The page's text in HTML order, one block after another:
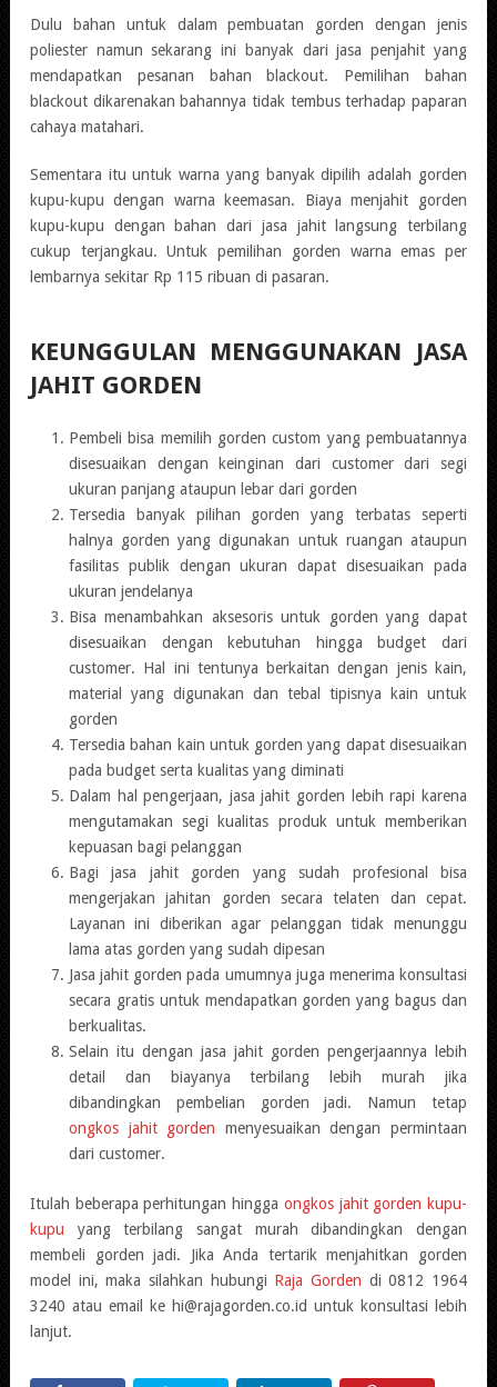
Dulu bahan untuk dalam pembuatan gorden dengan jenis
poliester namun sekarang ini banyak dari jasa penjahit yang
mendapatkan pesanan bahan blackout. Pemilihan bahan
blackout dikarenakan bahannya tidak tembus terhadap paparan
cahaya matahari.
Sementara itu untuk warna yang banyak dipilih adalah gorden
kupu-kupu dengan warna keemasan. Biaya menjahit gorden
kupu-kupu dengan bahan dari jasa jahit langsung terbilang
cukup terjangkau. Untuk pemilihan gorden warna emas per
lembarnya sekitar Rp 115 ribuan di pasaran.
KEUNGGULAN MENGGUNAKAN JASA
JAHIT GORDEN
Pembeli bisa memilih gorden custom yang pembuatannya
disesuaikan dengan keinginan dari customer dari segi
ukuran panjang ataupun lebar dari gorden
Tersedia banyak pilihan gorden yang terbatas seperti
halnya gorden yang digunakan untuk ruangan ataupun
fasilitas publik dengan ukuran dapat disesuaikan pada
ukuran jendelanya
Bisa menambahkan aksesoris untuk gorden yang dapat
disesuaikan dengan kebutuhan hingga budget dari
customer. Hal ini tentunya berkaitan dengan jenis kain,
material yang digunakan dan tebal tipisnya kain untuk
gorden
Tersedia bahan kain untuk gorden yang dapat disesuaikan
pada budget serta kualitas yang diminati
Dalam hal pengerjaan, jasa jahit gorden lebih rapi karena
mengutamakan segi kualitas produk untuk memberikan
kepuasan bagi pelanggan
Bagi jasa jahit gorden yang sudah profesional bisa
mengerjakan jahitan gorden secara telaten dan cepat.
Layanan ini diberikan agar pelanggan tidak menunggu
lama atas gorden yang sudah dipesan
Jasa jahit gorden pada umumnya juga menerima konsultasi
secara gratis untuk mendapatkan gorden yang bagus dan
berkualitas.
Selain itu dengan jasa jahit gorden pengerjaannya lebih
detail dan biayanya terbilang lebih murah jika
dibandingkan pembelian gorden jadi. Namun tetap
ongkos jahit gorden menyesuaikan dengan permintaan
dari customer.
Itulah beberapa perhitungan hingga ongkos jahit gorden kupu-
kupu yang terbilang sangat murah dibandingkan dengan
membeli gorden jadi. Jika Anda tertarik menjahitkan gorden
model ini, maka silahkan hubungi Raja Gorden di 0812 1964
3240 atau email ke hi@rajagorden.co.id untuk konsultasi lebih
lanjut.